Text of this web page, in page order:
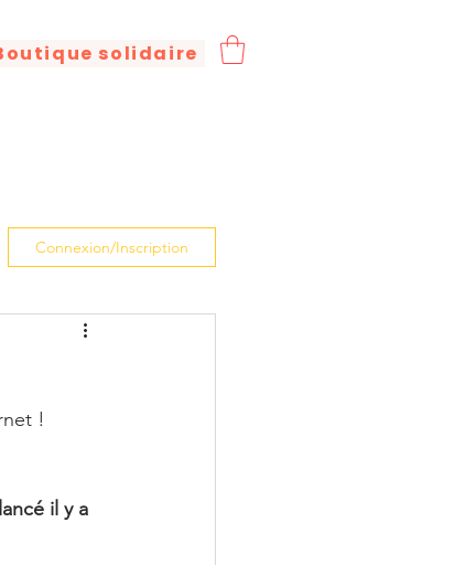
solidaire
Connexion/Inscription
!
il y a